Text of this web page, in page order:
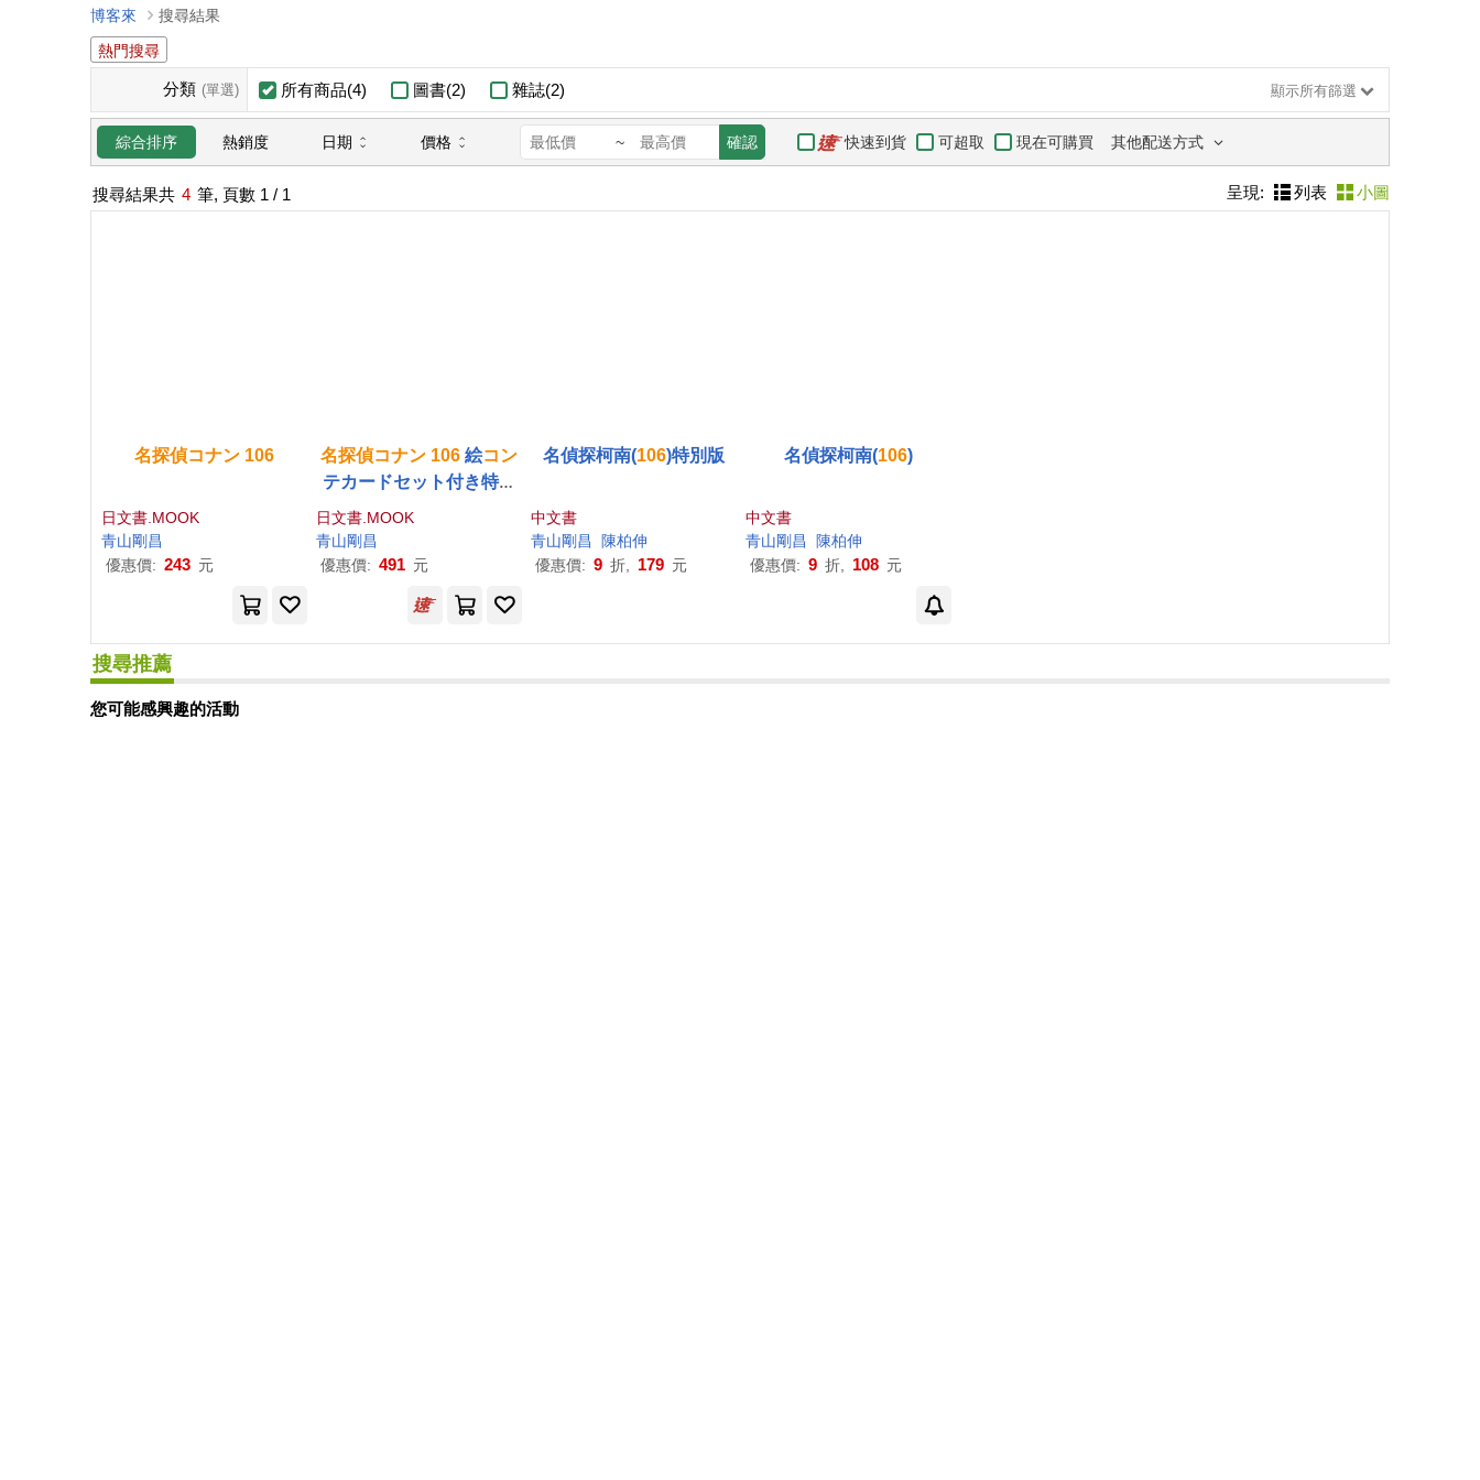
博客來
搜尋結果
熱門搜尋
分類 (單選) 所有商品(4) 圖書(2) 雜誌(2) 顯示所有篩選
綜合排序 熱銷度 日期 價格 ~ 確認 快速到貨 可超取 現在可購買 其他配送方式
搜尋結果共 4 筆, 頁數 1 / 1 呈現: 列表 小圖
名探偵コナン 106
日文書.MOOK
青山剛昌
優惠價: 243 元
名探偵コナン 106 絵コ ン
テカードセット付き特装
版
日文書.MOOK
青山剛昌
優惠價: 491 元
名偵探柯南(106)特別版
中文書
青山剛昌
陳柏伸
優惠價: 9 折, 179 元
名偵探柯南(106)
中文書
青山剛昌
陳柏伸
優惠價: 9 折, 108 元
搜尋推薦
您可能感興趣的活動